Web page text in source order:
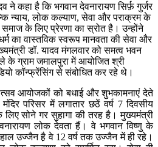
ने कहा है कि भगवान देवनारायण सिर्फ़ गुर्जर
न्याय, लोक कल्याण, सेवा और पराक्रम के
के लिए प्रेरणा का स्रोत है। उन्होंने
का वास्तविक स्वरूप मानवता की सेवा और
डॉ. यादव मंगलवार को समत्व भवन
के ग्राम जमालपुरा में आयोजित श्री
कॉन्फ्रेंसिंग से संबोधित कर रहे थे।
आयोजकों को बधाई और शुभकामनाएं देते
परिसर में लगातार छठें वर्ष 7 दिवसीय
सोने गर सुहागा की तरह है। मुख्यमंत्री
लोक देवता हैं। वे भगवान विष्णु के
उज्जैन है़ वे 12 वर्ष तक उज्जैन में ही रहे।